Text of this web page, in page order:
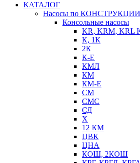
КАТАЛОГ
Насосы по КОНСТРУКЦИИ
Консольные насосы
KR, KRM, KRL
К, 1К
2К
К-Е
КМЛ
КМ
КМ-Е
СМ
СМС
СД
Х
12 КМ
ЦВК
ЦНА
КОШ, 2КОШ